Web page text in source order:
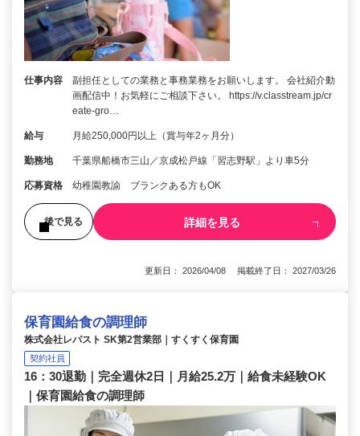
仕事内容
副担任としての業務と事務業務をお願いします。 会社紹介動
画配信中！お気軽にご相談下さい。 https://v.classtream.jp/cr
eate-gro…
給与 月給250,000円以上（賞与年2ヶ月分）
勤務地 千葉県船橋市三山／京成松戸線「習志野駅」より車5分
応募資格 幼稚園教諭 ブランクある方もOK
後で見る 詳細を見る
更新日： 2026/04/08 掲載終了日： 2027/03/26
保育園給食の調理師
株式会社レパスト SK第2営業部｜すくすく保育園
契約社員
16：30退勤｜完全週休2日｜月給25.2万｜給食未経験OK
｜保育園給食の調理師